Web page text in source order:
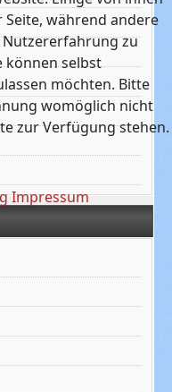
während andere
Nutzererfahrung zu
können selbst
möchten. Bitte
womöglich nicht
zur Verfügung stehen.
Impressum